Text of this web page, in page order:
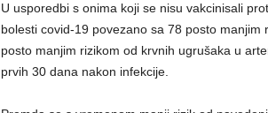
U usporedbi s onima koji se nisu vakcinisali
bolesti covid-19 povezano sa 78 posto
posto manjim rizikom od krvnih ugrušaka u
prvih 30 dana nakon infekcije.